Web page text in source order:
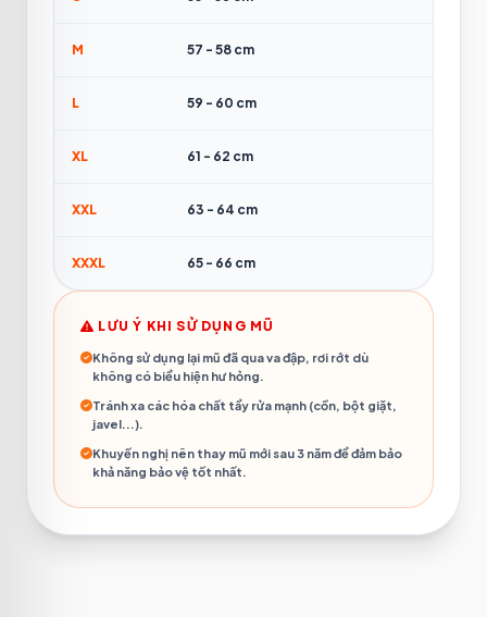
M 57 - 58 cm
L 59 - 60 cm
XL 61 - 62 cm
XXL 63 - 64 cm
XXXL 65 - 66 cm
LƯU Ý KHI SỬ DỤNG MŨ
Không sử dụng lại mũ đã qua va đập, rơi rớt dù
không có biểu hiện hư hỏng.
Tránh xa các hóa chất tẩy rửa mạnh (cồn, bột giặt,
javel...).
Khuyến nghị nên thay mũ mới sau 3 năm để đảm bảo
khả năng bảo vệ tốt nhất.